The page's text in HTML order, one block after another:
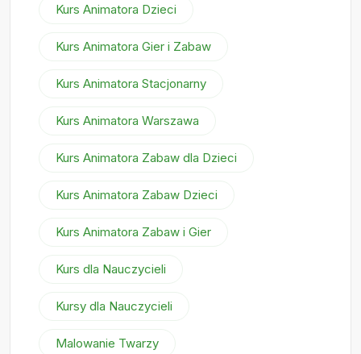
Kurs Animatora Dzieci
Kurs Animatora Gier i Zabaw
Kurs Animatora Stacjonarny
Kurs Animatora Warszawa
Kurs Animatora Zabaw dla Dzieci
Kurs Animatora Zabaw Dzieci
Kurs Animatora Zabaw i Gier
Kurs dla Nauczycieli
Kursy dla Nauczycieli
Malowanie Twarzy